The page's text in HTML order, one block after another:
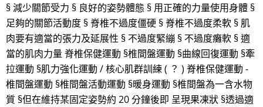
§ 減少關節受力 § 良好的姿勢體態 § 用正確的力量使用身體 §
足夠的關節活動度 § 脊椎不過度僵硬 § 脊椎不過度柔軟 § 肌
肉要有適當的張力及延展性 § 不過度緊繃 § 不過度癱軟 § 適
當的肌肉力量 脊椎保健運動 §椎間盤運動 §曲線回復運動 §牽
拉運動 §肌力強化運動 / 核心肌群訓練 ( ？ ) 脊椎保健運動 -
椎間盤運動 §椎間盤活動運動 §暖身運動 §椎間盤為一含水物
質 §但在維持某固定姿勢約 20 分鐘後即 呈現果凍狀 §透過適